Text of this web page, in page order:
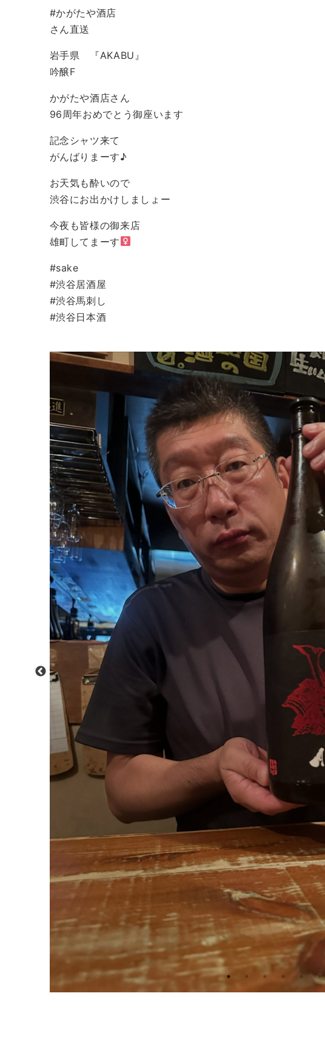
#かがたや酒店
さん直送
岩手県 『AKABU』
吟醸F
かがたや酒店さん
96周年おめでとう御座います️
記念シャツ来て
がんばりまーす♪
お天気も酔いので
渋谷にお出かけしましょー️
今夜も皆様の御来店
雄町してまーす‍
#sake
#渋谷居酒屋
#渋谷馬刺し
#渋谷日本酒